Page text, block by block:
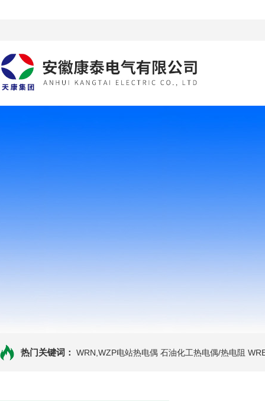
热门关键词： WRN,WZP电站热电偶 石油化工热电偶/热电阻